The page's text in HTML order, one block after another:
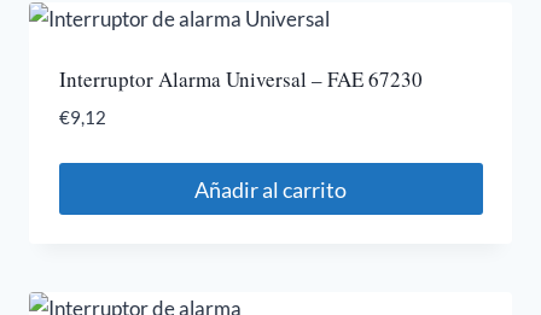
Interruptor Alarma Universal – FAE 67230
€9,12
Añadir al carrito